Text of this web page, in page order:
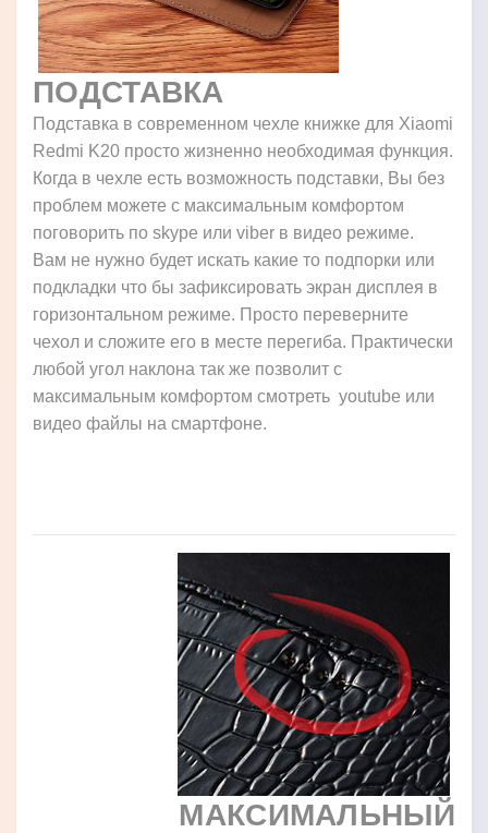
ПОДСТАВКА
Подставка в современном чехле книжке для Xiaomi
Redmi K20 просто жизненно необходимая функция.
Когда в чехле есть возможность подставки, Вы без
проблем можете с максимальным комфортом
поговорить по skype или viber в видео режиме.
Вам не нужно будет искать какие то подпорки или
подкладки что бы зафиксировать экран дисплея в
горизонтальном режиме. Просто переверните
чехол и сложите его в месте перегиба. Практически
любой угол наклона так же позволит с
максимальным комфортом смотреть youtube или
видео файлы на смартфоне.
МАКСИМАЛЬНЫЙ